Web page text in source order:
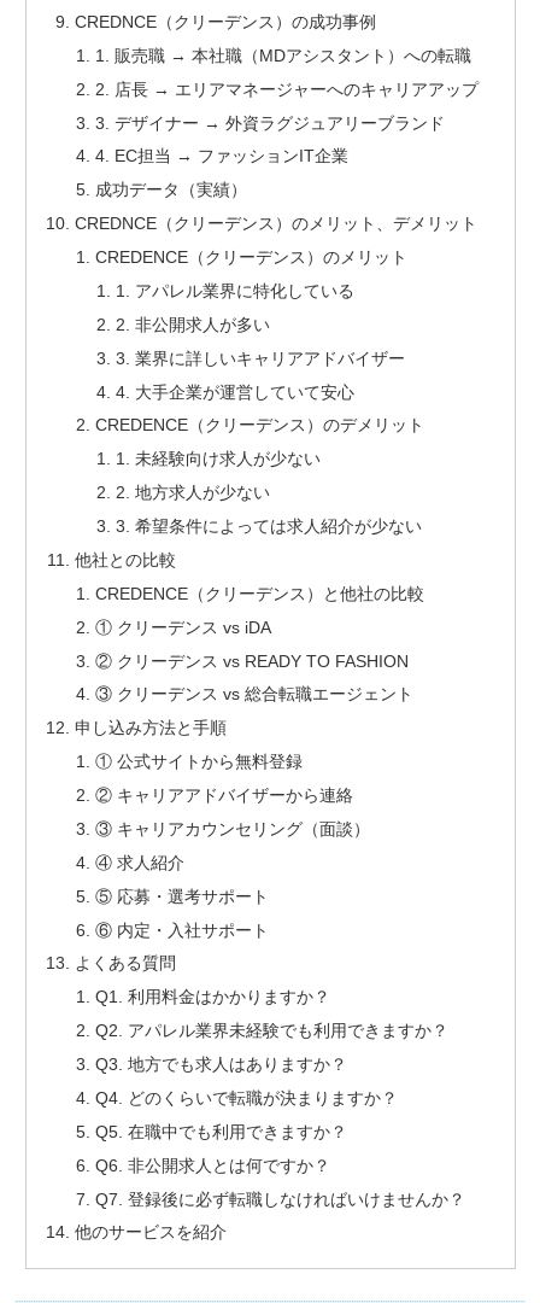
CREDNCE（クリーデンス）の成功事例
1. 販売職 → 本社職（MDアシスタント）への転職
2. 店長 → エリアマネージャーへのキャリアアップ
3. デザイナー → 外資ラグジュアリーブランド
4. EC担当 → ファッションIT企業
成功データ（実績）
CREDNCE（クリーデンス）のメリット、デメリット
CREDENCE（クリーデンス）のメリット
1. アパレル業界に特化している
2. 非公開求人が多い
3. 業界に詳しいキャリアアドバイザー
4. 大手企業が運営していて安心
CREDENCE（クリーデンス）のデメリット
1. 未経験向け求人が少ない
2. 地方求人が少ない
3. 希望条件によっては求人紹介が少ない
他社との比較
CREDENCE（クリーデンス）と他社の比較
① クリーデンス vs iDA
② クリーデンス vs READY TO FASHION
③ クリーデンス vs 総合転職エージェント
申し込み方法と手順
① 公式サイトから無料登録
② キャリアアドバイザーから連絡
③ キャリアカウンセリング（面談）
④ 求人紹介
⑤ 応募・選考サポート
⑥ 内定・入社サポート
よくある質問
Q1. 利用料金はかかりますか？
Q2. アパレル業界未経験でも利用できますか？
Q3. 地方でも求人はありますか？
Q4. どのくらいで転職が決まりますか？
Q5. 在職中でも利用できますか？
Q6. 非公開求人とは何ですか？
Q7. 登録後に必ず転職しなければいけませんか？
他のサービスを紹介